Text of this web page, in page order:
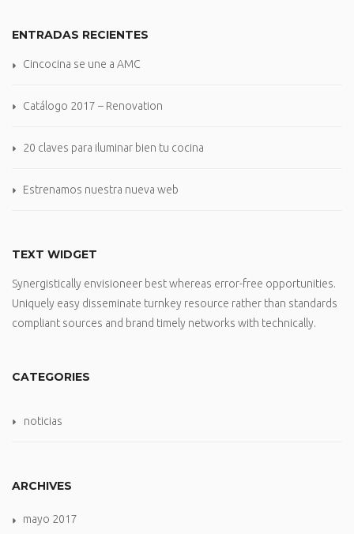
ENTRADAS RECIENTES
Cincocina se une a AMC
Catálogo 2017 – Renovation
20 claves para iluminar bien tu cocina
Estrenamos nuestra nueva web
TEXT WIDGET
Synergistically envisioneer best whereas error-free opportunities.
Uniquely easy disseminate turnkey resource rather than standards
compliant sources and brand timely networks with technically.
CATEGORIES
noticias
ARCHIVES
mayo 2017